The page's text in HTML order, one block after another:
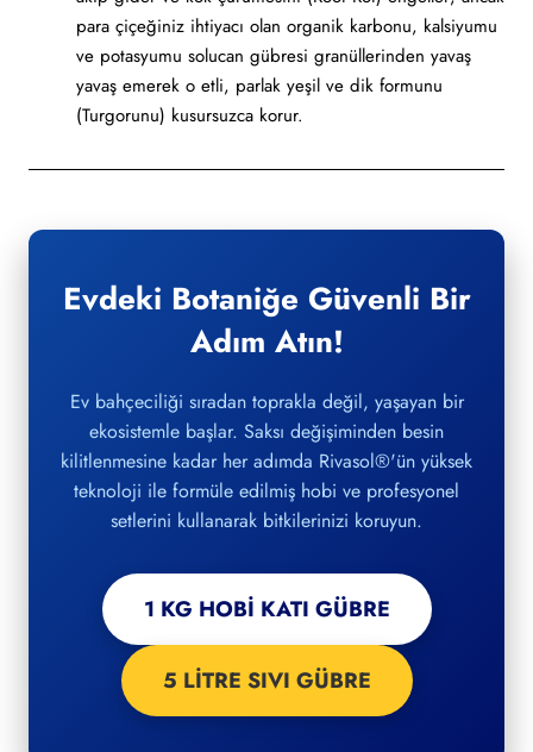
para çiçeğiniz ihtiyacı olan organik karbonu, kalsiyumu
ve potasyumu solucan gübresi granüllerinden yavaş
yavaş emerek o etli, parlak yeşil ve dik formunu
(Turgorunu) kusursuzca korur.
Evdeki Botaniğe Güvenli Bir
Adım Atın!
Ev bahçeciliği sıradan toprakla değil, yaşayan bir
ekosistemle başlar. Saksı değişiminden besin
kilitlenmesine kadar her adımda Rivasol®'ün yüksek
teknoloji ile formüle edilmiş hobi ve profesyonel
setlerini kullanarak bitkilerinizi koruyun.
1 KG HOBİ KATI GÜBRE
5 LİTRE SIVI GÜBRE